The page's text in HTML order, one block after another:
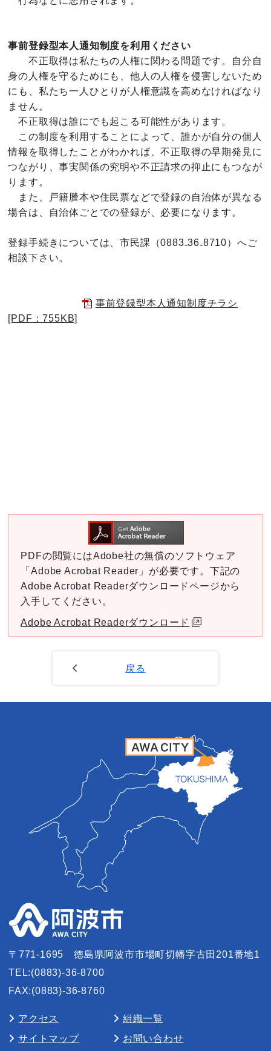
事前登録型本人通知制度を利用ください
不正取得は私たちの人権に関わる問題です。自分自
身の人権を守るためにも、他人の人権を侵害しないため
にも、私たち一人ひとりが人権意識を高めなければなり
ません。
不正取得は誰にでも起こる可能性があります。
この制度を利用することによって、誰かが自分の個人
情報を取得したことがわかれば、不正取得の早期発見に
つながり、事実関係の究明や不正請求の抑止にもつなが
ります。
また、戸籍謄本や住民票などで登録の自治体が異なる
場合は、自治体ごとでの登録が、必要になります。
登録手続きについては、市民課（0883₋36₋8710）へご
相談下さい。
事前登録型本人通知制度チラシ
[PDF：755KB]
PDFの閲覧にはAdobe社の無償のソフトウェア
「Adobe Acrobat Reader」が必要です。下記の
Adobe Acrobat Readerダウンロードページから
入手してください。
Adobe Acrobat Readerダウンロード
戻る
〒771-1695
徳島県阿波市市場町切幡字古田201番地1
TEL:(0883)-36-8700
FAX:(0883)-36-8760
アクセス
組織一覧
サイトマップ
お問い合わせ